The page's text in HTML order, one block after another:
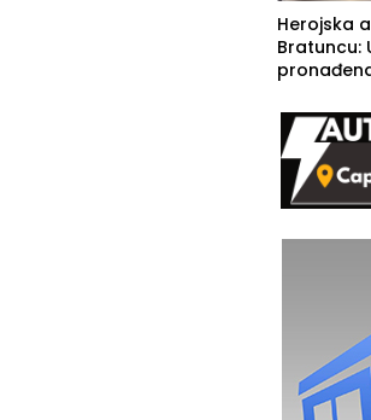
Herojska
Bratuncu:
a Ivanka
rodom iz